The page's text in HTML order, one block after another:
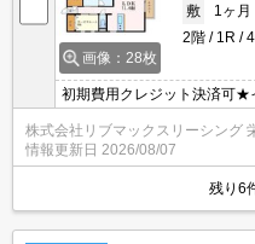
画像：28枚
敷
1ヶ月
2階
1R
初期費用クレジット決済可★
能など設備充実の1R＋S♪ス
あって便利な立地です！
株式会社リブマックスリーシング
情報更新日 2026/08/07
残り6